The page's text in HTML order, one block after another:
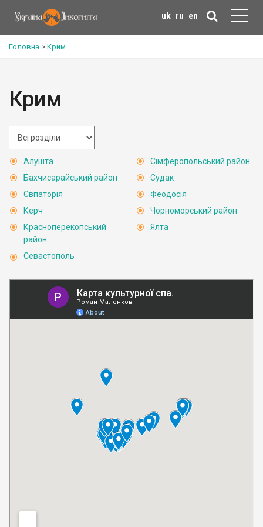
uk ru en
Головна > Крим
Крим
Алушта
Бахчисарайський район
Євпаторія
Керч
Красноперекопський
район
Севастополь
Сімферопольський район
Судак
Феодосія
Чорноморський район
Ялта